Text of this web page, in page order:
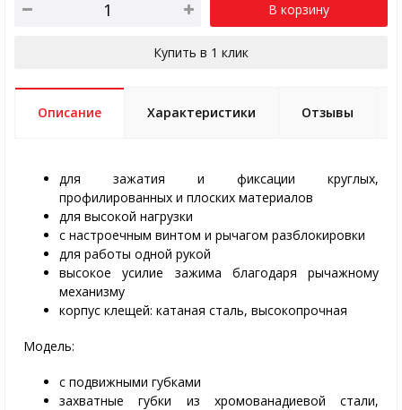
В корзину
Купить в 1 клик
Описание Характеристики Отзывы
для зажатия и фиксации круглых,
профилированных и плоских материалов
для высокой нагрузки
с настроечным винтом и рычагом разблокировки
для работы одной рукой
высокое усилие зажима благодаря рычажному
механизму
корпус клещей: катаная сталь, высокопрочная
Модель:
с подвижными губками
захватные губки из хромованадиевой стали,